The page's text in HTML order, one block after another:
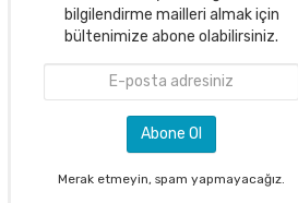
bilgilendirme mailleri almak için
bültenimize abone olabilirsiniz.
Merak etmeyin, spam yapmayacağız.